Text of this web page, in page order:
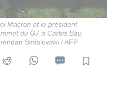
Macron et le président
du G7 à Carbis Bay,
Smialowski / AFP